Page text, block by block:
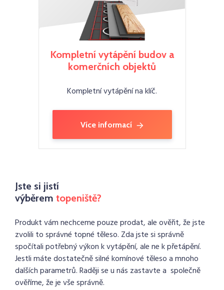
Kompletní vytápění budov a
komerčních objektů
Kompletní vytápění na klíč.
Více informací
Jste si jistí
výběrem topeniště?
Produkt vám nechceme pouze prodat, ale ověřit, že jste
zvolili to správné topné těleso. Zda jste si správně
spočítali potřebný výkon k vytápění, ale ne k přetápění.
Jestli máte dostatečně silné komínové těleso a mnoho
dalších parametrů. Raději se u nás zastavte a společně
ověříme, že je vše správně.